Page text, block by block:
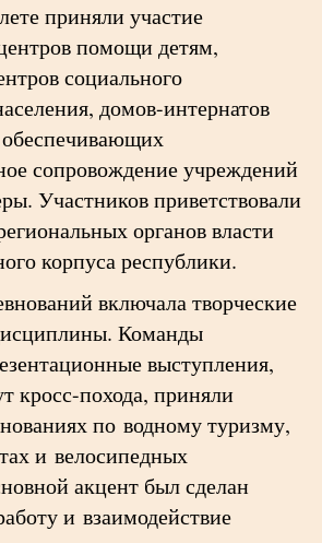
приняли участие
помощи детям,
социального
домов-интернатов
сопровождение учреждений
Участников приветствовали
органов власти
корпуса республики.
включала творческие
Команды
выступления,
кросс-похода, приняли
по водному туризму,
и велосипедных
акцент был сделан
и взаимодействие